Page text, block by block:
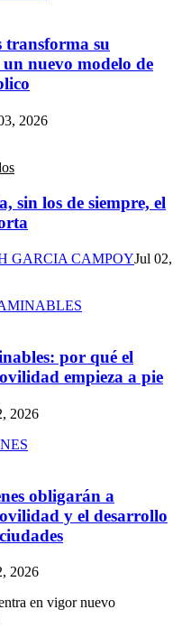
transforma su
nuevo modelo de
2026
sin los de siempre, el
GARCIA CAMPOYJul 02,
por qué el
empieza a pie
2026
obligarán a
y el desarrollo
2026
en vigor nuevo